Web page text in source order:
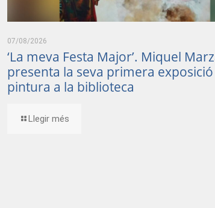
07/08/2026
‘La meva Festa Major’. Miquel
presenta la seva primera
pintura a la biblioteca
Llegir més